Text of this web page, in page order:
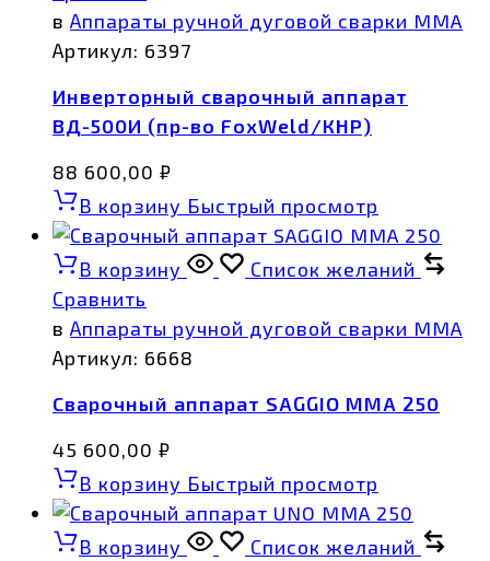
в Аппараты ручной дуговой сварки MMA
Артикул: 6397
Инверторный сварочный аппарат
ВД-500И (пр-во FoxWeld/КНР)
88 600,00 ₽
В корзину Быстрый просмотр
В корзину
Список желаний
Сравнить
в Аппараты ручной дуговой сварки MMA
Артикул: 6668
Сварочный аппарат SAGGIO MMA 250
45 600,00 ₽
В корзину Быстрый просмотр
В корзину
Список желаний